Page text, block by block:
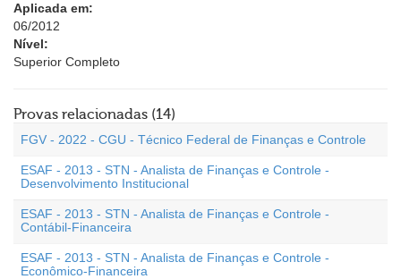
Aplicada em:
06/2012
Nível:
Superior Completo
Provas relacionadas (14)
FGV - 2022 - CGU - Técnico Federal de Finanças e Controle
ESAF - 2013 - STN - Analista de Finanças e Controle -
Desenvolvimento Institucional
ESAF - 2013 - STN - Analista de Finanças e Controle -
Contábil-Financeira
ESAF - 2013 - STN - Analista de Finanças e Controle -
Econômico-Financeira